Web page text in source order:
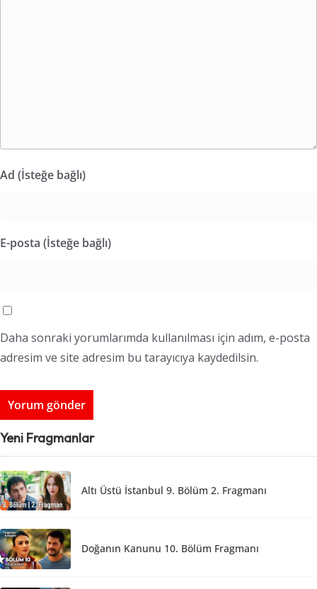
Ad (İsteğe bağlı)
E-posta (İsteğe bağlı)
Daha sonraki yorumlarımda kullanılması için adım, e-posta
adresim ve site adresim bu tarayıcıya kaydedilsin.
Yeni Fragmanlar
Altı Üstü İstanbul 9. Bölüm 2. Fragmanı
Doğanın Kanunu 10. Bölüm Fragmanı